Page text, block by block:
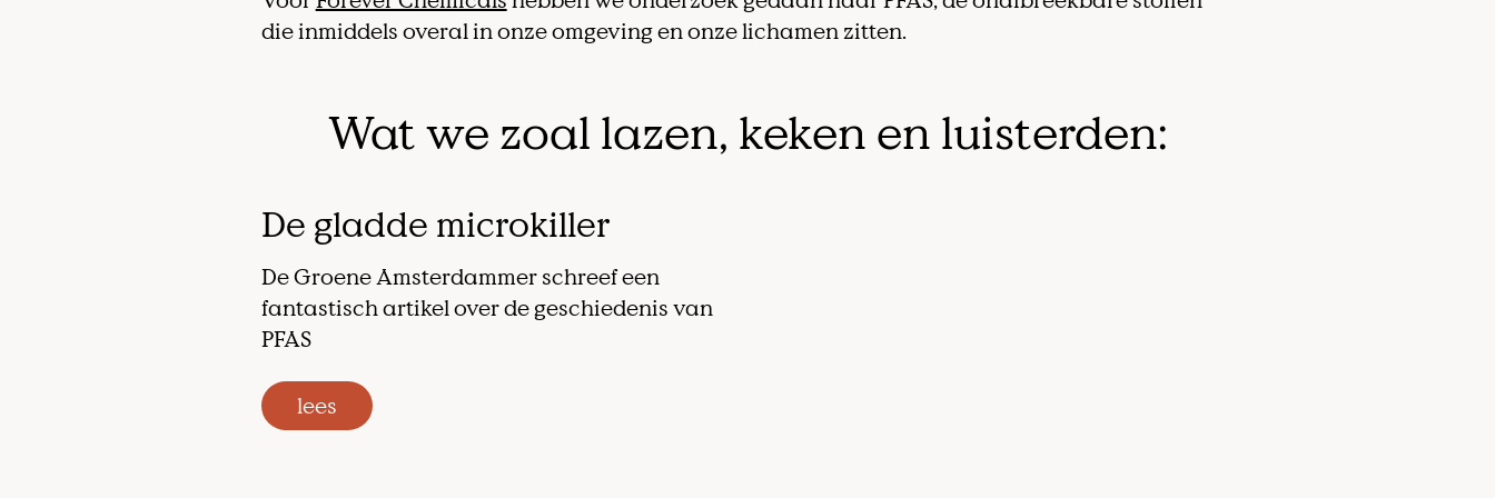
die inmiddels overal in onze omgeving en onze lichamen zitten.
Wat we zoal lazen, keken en luisterden:
De gladde microkiller
De Groene Amsterdammer schreef een
fantastisch artikel over de geschiedenis van
PFAS
lees